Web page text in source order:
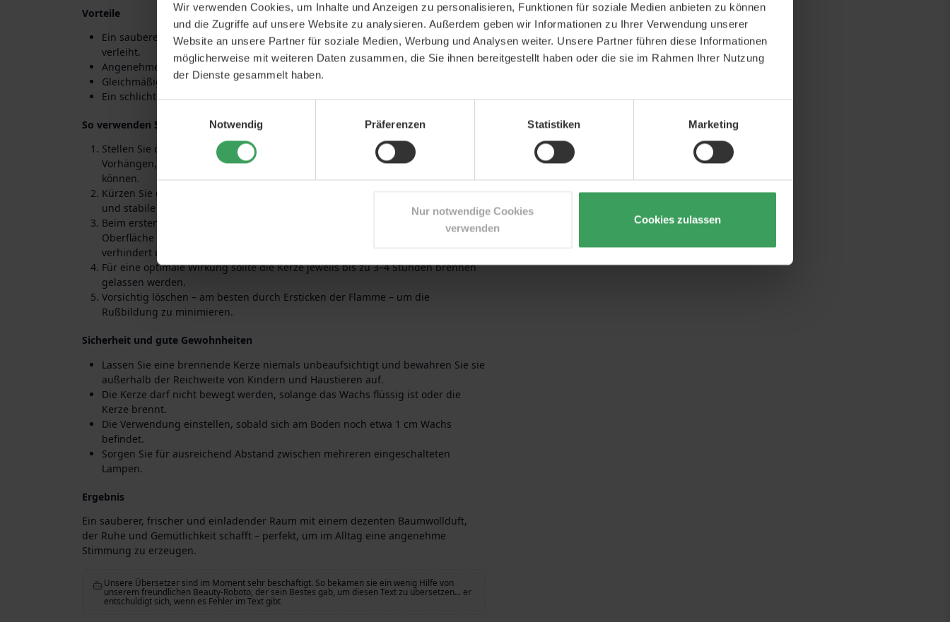
Wir verwenden Cookies, um Inhalte und Anzeigen zu personalisieren, Funktionen für soziale Medien anbieten zu können
und die Zugriffe auf unsere Website zu analysieren. Außerdem geben wir Informationen zu Ihrer Verwendung unserer
Website an unsere Partner für soziale Medien, Werbung und Analysen weiter. Unsere Partner führen diese Informationen
möglicherweise mit weiteren Daten zusammen, die Sie ihnen bereitgestellt haben oder die sie im Rahmen Ihrer Nutzung
der Dienste gesammelt haben.
Notwendig
Präferenzen Statistiken Marketing
Nur notwendige Cookies
verwenden
Cookies zulassen
Vorteile
Ein sauberer und milder Baumwollduft, der dem Raum ein frisches Ambiente
verleiht.
Angenehme Intensität, geeignet für kleine und mittelgroße Räume.
Gleichmäßiges Brennen und ruhige Flamme bei richtiger Dochtpflege.
Ein schlichter, stilvoller Ausdruck, der in die meisten Interieurs passt.
So verwenden Sie das Produkt
Stellen Sie die Lampe auf eine ebene, hitzebeständige Oberfläche – fern von
Vorhängen, Gardinen und Gegenständen, die durch Hitze beschädigt werden
können.
Kürzen Sie den Docht vor jedem Anzünden auf etwa 5 mm, um eine saubere
und stabile Flamme zu gewährleisten.
Beim ersten Anzünden: Lassen Sie die Kerze so lange brennen, bis die
Oberfläche bis zum Rand geschmolzen ist. Dadurch wird ein Tunnelbrand
verhindert und ein gleichmäßigeres Abbrennen gewährleistet.
Für eine optimale Wirkung sollte die Kerze jeweils bis zu 3–4 Stunden brennen
gelassen werden.
Vorsichtig löschen – am besten durch Ersticken der Flamme – um die
Rußbildung zu minimieren.
Sicherheit und gute Gewohnheiten
Lassen Sie eine brennende Kerze niemals unbeaufsichtigt und bewahren Sie sie
außerhalb der Reichweite von Kindern und Haustieren auf.
Die Kerze darf nicht bewegt werden, solange das Wachs flüssig ist oder die
Kerze brennt.
Die Verwendung einstellen, sobald sich am Boden noch etwa 1 cm Wachs
befindet.
Sorgen Sie für ausreichend Abstand zwischen mehreren eingeschalteten
Lampen.
Ergebnis
Ein sauberer, frischer und einladender Raum mit einem dezenten Baumwollduft,
der Ruhe und Gemütlichkeit schafft – perfekt, um im Alltag eine angenehme
Stimmung zu erzeugen.
Unsere Übersetzer sind im Moment sehr beschäftigt. So bekamen sie ein wenig Hilfe von
unserem freundlichen Beauty-Roboto, der sein Bestes gab, um diesen Text zu übersetzen... er
entschuldigt sich, wenn es Fehler im Text gibt